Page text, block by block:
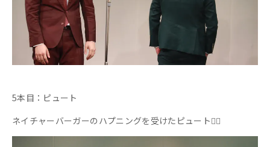
5本目：ピュート
ネイチャーバーガーのハプニングを受けたピュート💁‍♀️